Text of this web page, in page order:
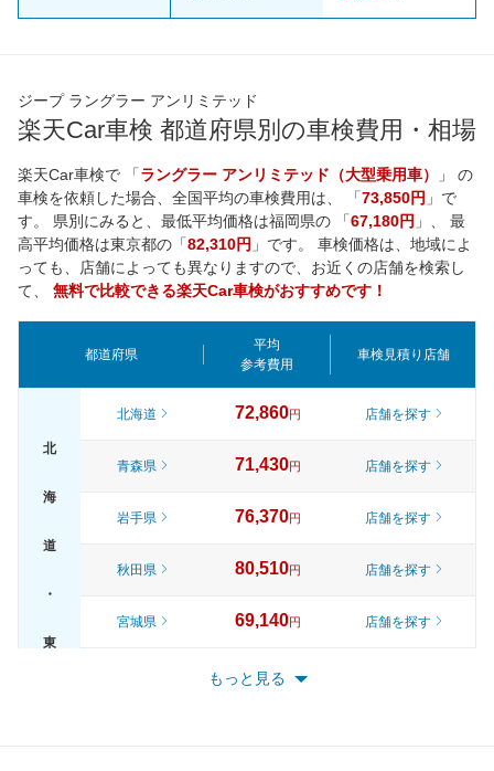
ジープ ラングラー アンリミテッド
楽天Car車検 都道府県別の車検費用・相場
楽天Car車検で 「ラングラー アンリミテッド（大型乗用車）
」 の
車検を依頼した場合、全国平均の車検費用は、 「73,850円 」で
す。 県別にみると、最低平均価格は福岡県の 「67,180円 」、 最
高平均価格は東京都の「82,310円 」です。 車検価格は、地域によ
っても、店舗によっても異なりますので、お近くの店舗を検索し
て、 無料で比較できる楽天Car車検がおすすめです！
都道府県
平均
参考費用
車検見積り店舗
北
海
道
・
東
北海道 72,860円 店舗を探す
青森県 71,430円 店舗を探す
岩手県 76,370円 店舗を探す
秋田県 80,510円 店舗を探す
宮城県 69,140円 店舗を探す
74,730 円
もっと見る